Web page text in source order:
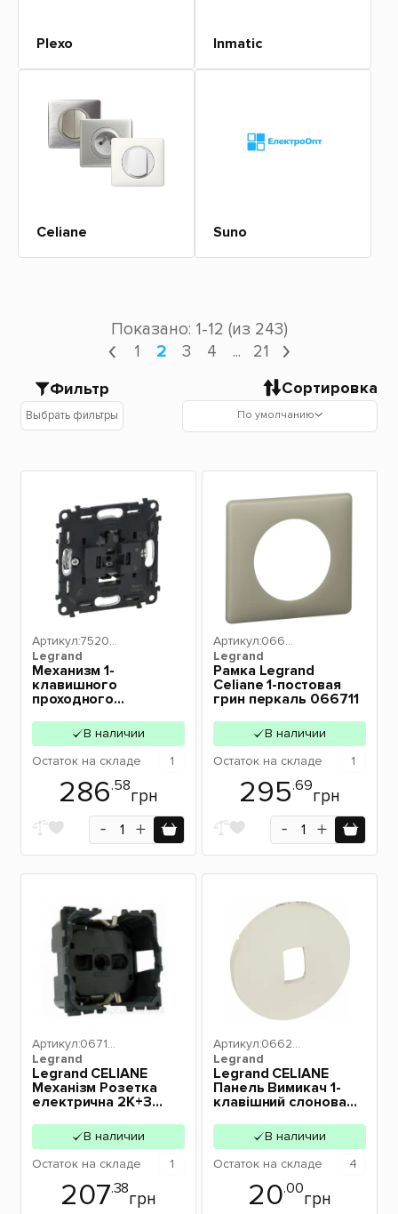
Plexo Inmatic
Celiane Suno
Показано: 1-12 (из 243)
1
2 3 4 ... 21
Фильтр
Выбрать фильтры
Сортировка
По умолчанию
Legrand
Артикул:75201
6
Механизм 1-
клавишного
проходного
Legrand Valena
In'matic 752016
В наличии
Остаток на складе 1
286.58
грн
Legrand
Артикул:06671
1
Рамка Legrand
Celiane 1-постовая
грин перкаль 066711
В наличии
Остаток на складе 1
295.69
грн
Legrand
Артикул:06716
1
Legrand CELIANE
Механізм Розетка
електрична 2К+З
клеми, німецький
стандарт) 067161
В наличии
Остаток на складе 1
207.38
грн
Legrand
Артикул:06620
4
Legrand CELIANE
Панель Вимикач 1-
клавішний слонова
В наличии
Остаток на складе 4
20.00
грн